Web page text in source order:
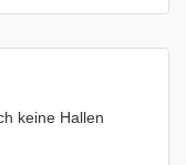
keine Hallen